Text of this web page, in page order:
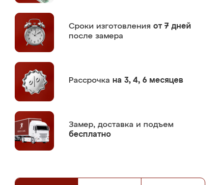
Сроки изготовления от 7 дней
после замера
Рассрочка на 3, 4, 6 месяцев
Замер, доставка и подъем
бесплатно